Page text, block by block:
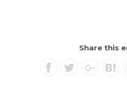
Share this